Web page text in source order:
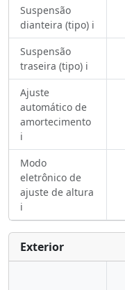
Suspensão
dianteira (tipo) ℹ️
Suspensão
traseira (tipo) ℹ️
Ajuste
automático de
amortecimento
ℹ️
Modo
eletrônico de
ajuste de altura
ℹ️
Exterior